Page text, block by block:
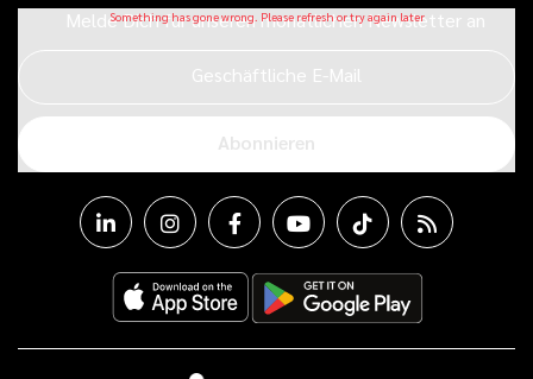
Melde Dich für unseren monatlichen Newsletter an
Geschäftliche E-Mail
Abonnieren